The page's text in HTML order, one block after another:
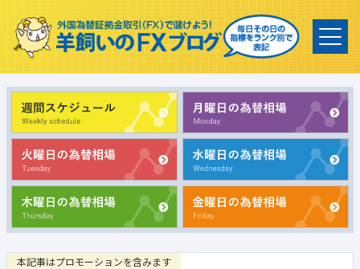
本記事はプロモーションを含みます